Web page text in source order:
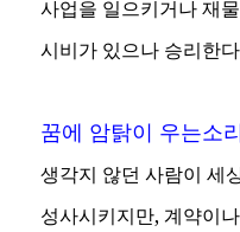
사업을 일으키거나 재
시비가 있으나 승리한
꿈에 암탉이 우는소
생각지 않던 사람이 세
성사시키지만, 계약이